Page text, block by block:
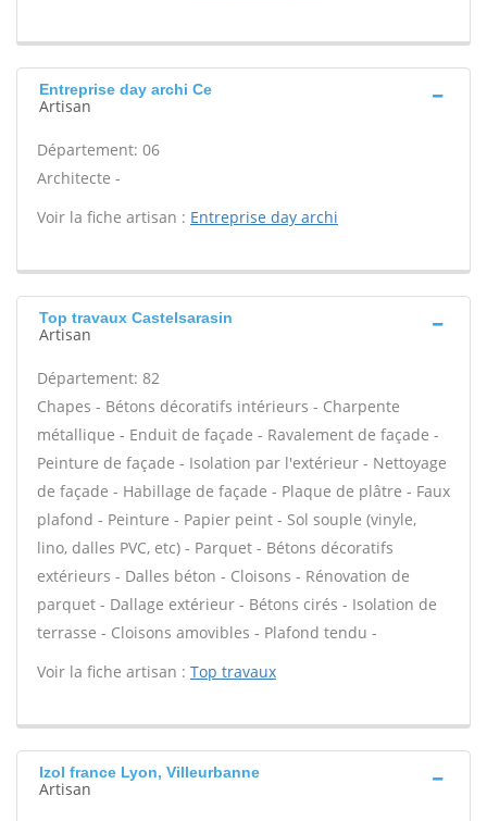
Entreprise day archi Ce
Artisan
Département: 06
Architecte -
Voir la fiche artisan : Entreprise day archi
Top travaux Castelsarasin
Artisan
Département: 82
Chapes - Bétons décoratifs intérieurs - Charpente
métallique - Enduit de façade - Ravalement de façade -
Peinture de façade - Isolation par l'extérieur - Nettoyage
de façade - Habillage de façade - Plaque de plâtre - Faux
plafond - Peinture - Papier peint - Sol souple (vinyle,
lino, dalles PVC, etc) - Parquet - Bétons décoratifs
extérieurs - Dalles béton - Cloisons - Rénovation de
parquet - Dallage extérieur - Bétons cirés - Isolation de
terrasse - Cloisons amovibles - Plafond tendu -
Voir la fiche artisan : Top travaux
Izol france Lyon, Villeurbanne
Artisan